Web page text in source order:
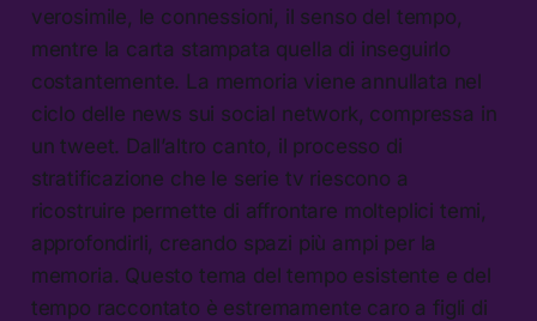
verosimile, le connessioni, il senso del tempo,
mentre la carta stampata quella di inseguirlo
costantemente. La memoria viene annullata nel
ciclo delle news sui social network, compressa in
un tweet. Dall’altro canto, il processo di
stratificazione che le serie tv riescono a
ricostruire permette di affrontare molteplici temi,
approfondirli, creando spazi più ampi per la
memoria. Questo tema del tempo esistente e del
tempo raccontato è estremamente caro a figli di